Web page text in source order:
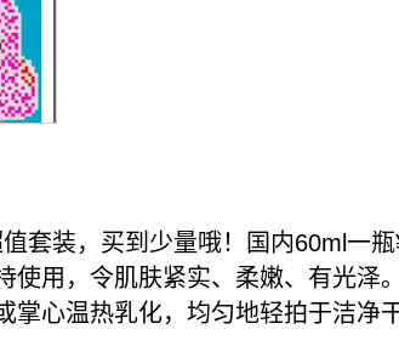
套装，买到少量哦！国内60ml一
使用，令肌肤紧实、柔嫩、有光泽
掌心温热乳化，均匀地轻拍于洁